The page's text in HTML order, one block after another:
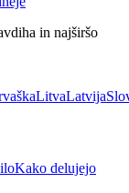
in najširšo
LitvaLatvija
Kako delujejo